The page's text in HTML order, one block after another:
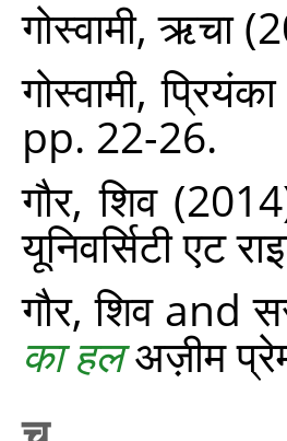
गोस्वामी, ऋचा
गोस्वामी, प्रियंका
pp. 22-26.
गौर, शिव
यूनिवर्सिटी एट
गौर, शिवand
का हलअज़ीम